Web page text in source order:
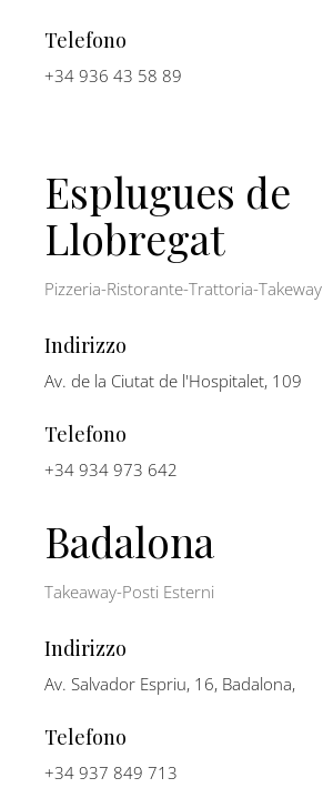
Telefono
+34 936 43 58 89
Esplugues de
Llobregat
Pizzeria-Ristorante-Trattoria-Takeway
Indirizzo
Av. de la Ciutat de l'Hospitalet, 109
Telefono
+34 934 973 642
Badalona
Takeaway-Posti Esterni
Indirizzo
Av. Salvador Espriu, 16, Badalona,
Telefono
+34 937 849 713